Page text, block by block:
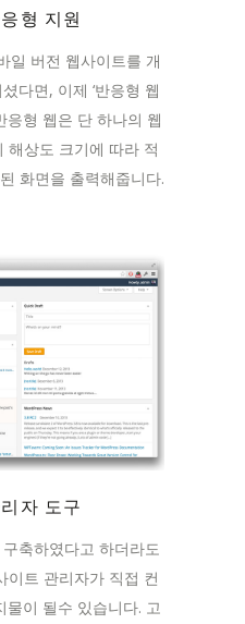
형 지원
일 버전 웹사이트를 개
다면, 이제 ‘반응형 웹
응형 웹은 단 하나의 웹
해상도 크기에 따라 적
화면을 출력해줍니다.
자 도구
축하였다고 하더라도
이트 관리자가 직접 컨
물이 될수 있습니다. 고